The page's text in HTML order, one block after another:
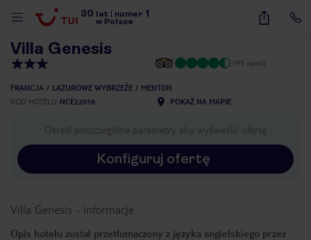
30 lat numer 1
w Polsce
29
Villa Genesis
(95 opinii)
FRANCJA LAZUROWE WYBRZEŻE
MENTON
KOD HOTELU NCE22018 POKAŻ NA MAPIE
Określ poszczególne parametry aby wyświetlić ofertę
Konfiguruj ofertę
Villa Genesis - informacje
Opis hotelu został przetłumaczony z języka angielskiego przez